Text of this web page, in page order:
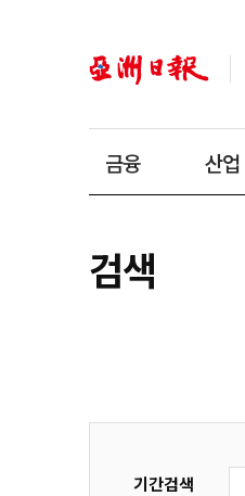
금융 산업
검색
기간검색